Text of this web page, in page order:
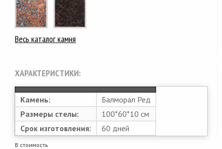
Весь каталог камня
ХАРАКТЕРИСТИКИ:
Камень:
Балморал Ред
Размеры стелы:
100*60*10 см
Срок изготовления:
60 дней
В стоимость